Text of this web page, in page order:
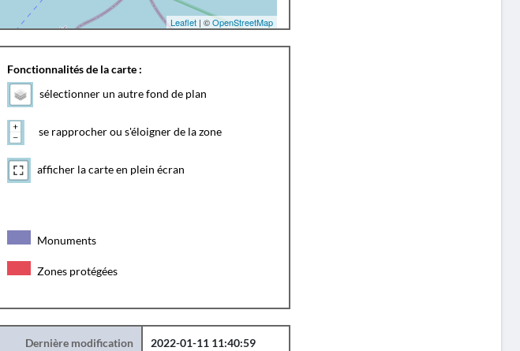
Leaflet| ©OpenStreetMap
Fonctionnalités de la carte :
sélectionner un autre fond de plan
se rapprocher ou s'éloigner de la zone
afficher la carte en plein écran
Monuments
Zones protégées
Dernière modification 2022-01-11 11:40:59